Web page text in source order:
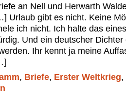
an Nell und Herwarth
Urlaub gibt es nicht. Keine
ich nicht. Ich halte das
Und ein deutscher Dichter
Ihr kennt ja meine
, Briefe, Erster Weltkrieg,